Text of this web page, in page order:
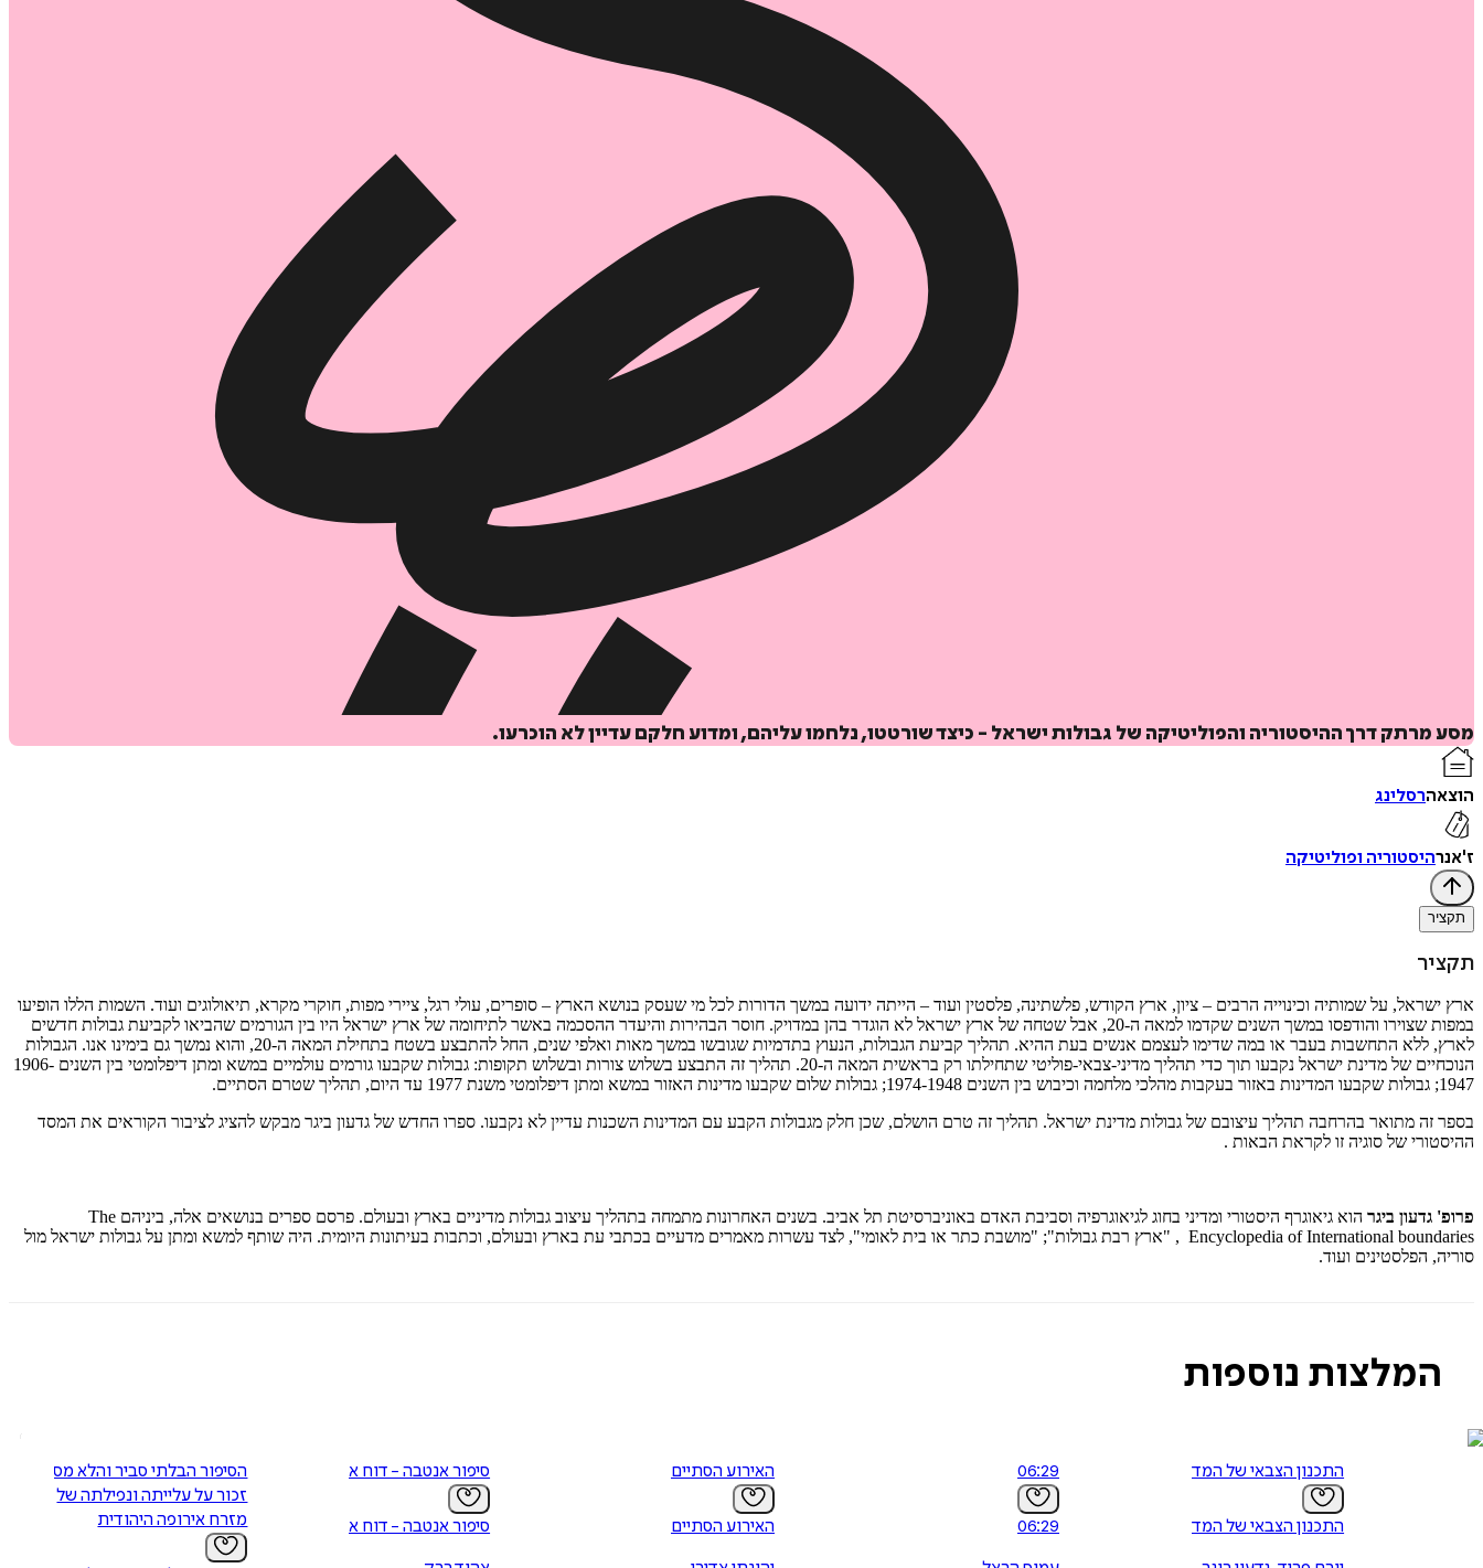
לסל
איזה פורמט בא לך?
מודפס
מחיר על הספר: ₪
מסע מרתק דרך ההיסטוריה והפוליטיקה של גבולות ישראל - כיצד שורטטו, נלחמו עליהם, ומדוע חלקם עדיין לא הוכרעו.
הוצאהרסלינג
ז'אנרהיסטוריה ופוליטיקה
תקציר
תקציר
ארץ ישראל, על שמותיה וכינוייה הרבים – ציון, ארץ הקודש, פלשתינה, פלסטין ועוד – הייתה ידועה במשך הדורות לכל מי שעסק בנושא הארץ – סופרים, עולי רגל, ציירי מפות, חוקרי מקרא, תיאולוגים ועוד. השמות הללו הופיעו
במפות שצוירו והודפסו במשך השנים שקדמו למאה ה‐20, אבל שטחה של ארץ ישראל לא הוגדר בהן במדויק. חוסר הבהירות והיעדר ההסכמה באשר לתיחומה של ארץ ישראל היו בין הגורמים שהביאו לקביעת גבולות חדשים
לארץ, ללא התחשבות בעבר או במה שדימו לעצמם אנשים בעת ההיא. תהליך קביעת הגבולות, הנעוץ בתדמיות שגובשו במשך מאות ואלפי שנים, החל להתבצע בשטח בתחילת המאה ה‐20, והוא נמשך גם בימינו אנו. הגבולות
הנוכחיים של מדינת ישראל נקבעו תוך כדי תהליך מדיני‐צבאי‐פוליטי שתחילתו רק בראשית המאה ה‐20. תהליך זה התבצע בשלוש צורות ובשלוש תקופות: גבולות שקבעו גורמים עולמיים במשא ומתן דיפלומטי בין השנים 1906-
1947; גבולות שקבעו המדינות באזור בעקבות מהלכי מלחמה וכיבוש בין השנים 1948‑1974; גבולות שלום שקבעו מדינות האזור במשא ומתן דיפלומטי משנת 1977 עד היום, תהליך שטרם הסתיים.
בספר זה מתואר בהרחבה תהליך עיצובם של גבולות מדינת ישראל. תהליך זה טרם הושלם, שכן חלק מגבולות הקבע עם המדינות השכנות עדיין לא נקבעו. ספרו החדש של גדעון ביגר מבקש להציג לציבור הקוראים את המסד
ההיסטורי של סוגיה זו לקראת הבאות .
פרופ' גדעון ביגר
הוא גיאוגרף היסטורי ומדיני בחוג לגיאוגרפיה וסביבת האדם באוניברסיטת תל אביב. בשנים האחרונות מתמחה בתהליך עיצוב גבולות מדיניים בארץ ובעולם. פרסם ספרים בנושאים אלה, ביניהם The
Encyclopedia of International boundaries , "ארץ רבת גבולות"; "מושבת כתר או בית לאומי", לצד עשרות מאמרים מדעיים בכתבי עת בארץ ובעולם, וכתבות בעיתונות היומית. היה שותף למשא ומתן על גבולות ישראל מול
סוריה, הפלסטינים ועוד.
המלצות נוספות
התכנון הצבאי של המדינה
התכנון הצבאי של המדינה
06:29
06:29
האירוע הסתיים
האירוע הסתיים
סיפור אנטבה - דוח אישי
סיפור אנטבה - דוח אישי
הסיפור הבלתי סביר והלא מספיק
זכור על עלייתה ונפילתה של
מזרח אירופה היהודית